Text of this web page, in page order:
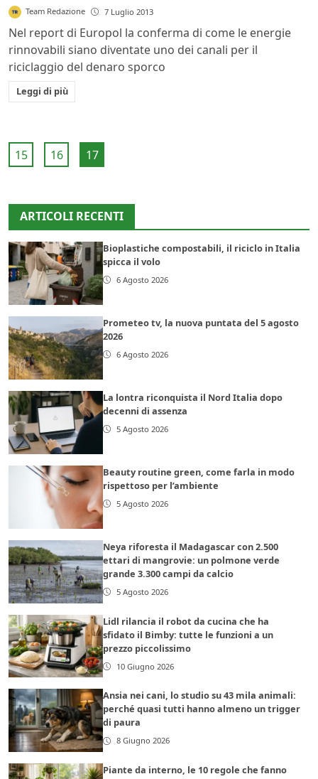
Team Redazione 7 Luglio 2013
Nel report di Europol la conferma di come le energie
rinnovabili siano diventate uno dei canali per il
riciclaggio del denaro sporco
Leggi di più
15 16 17
ARTICOLI RECENTI
Bioplastiche compostabili, il riciclo in Italia
spicca il volo
6 Agosto 2026
Prometeo tv, la nuova puntata del 5 agosto
2026
6 Agosto 2026
La lontra riconquista il Nord Italia dopo
decenni di assenza
5 Agosto 2026
Beauty routine green, come farla in modo
rispettoso per l’ambiente
5 Agosto 2026
Neya riforesta il Madagascar con 2.500
ettari di mangrovie: un polmone verde
grande 3.300 campi da calcio
5 Agosto 2026
Lidl rilancia il robot da cucina che ha
sfidato il Bimby: tutte le funzioni a un
prezzo piccolissimo
10 Giugno 2026
Ansia nei cani, lo studio su 43 mila animali:
perché quasi tutti hanno almeno un trigger
di paura
8 Giugno 2026
Piante da interno, le 10 regole che fanno